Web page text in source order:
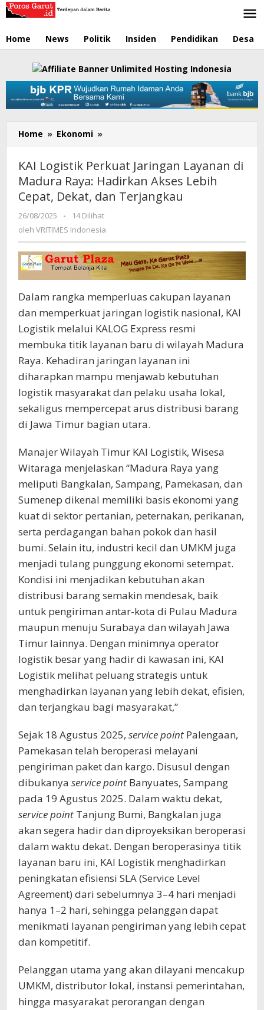
Lewati
ke
Home News Politik Insiden Pendidikan Desa
Home » Ekonomi »
Logistik
Perkuat
Jaringan
Layanan
di
Hadirkan
Akses
Lebih
Cepat,
Dekat,
dan
Terjangkau
KAI Logistik Perkuat Jaringan Layanan di
Madura Raya: Hadirkan Akses Lebih
Cepat, Dekat, dan Terjangkau
26/08/2025
oleh
VRITIMES
-
14 Dilihat
oleh VRITIMES Indonesia
Dalam rangka memperluas cakupan layanan
dan memperkuat jaringan logistik nasional, KAI
Logistik melalui KALOG Express resmi
membuka titik layanan baru di wilayah Madura
Raya. Kehadiran jaringan layanan ini
diharapkan mampu menjawab kebutuhan
logistik masyarakat dan pelaku usaha lokal,
sekaligus mempercepat arus distribusi barang
di Jawa Timur bagian utara.
Manajer Wilayah Timur KAI Logistik, Wisesa
Witaraga menjelaskan “Madura Raya yang
meliputi Bangkalan, Sampang, Pamekasan, dan
Sumenep dikenal memiliki basis ekonomi yang
kuat di sektor pertanian, peternakan, perikanan,
serta perdagangan bahan pokok dan hasil
bumi. Selain itu, industri kecil dan UMKM juga
menjadi tulang punggung ekonomi setempat.
Kondisi ini menjadikan kebutuhan akan
distribusi barang semakin mendesak, baik
untuk pengiriman antar-kota di Pulau Madura
maupun menuju Surabaya dan wilayah Jawa
Timur lainnya. Dengan minimnya operator
logistik besar yang hadir di kawasan ini, KAI
Logistik melihat peluang strategis untuk
menghadirkan layanan yang lebih dekat, efisien,
dan terjangkau bagi masyarakat,”
Sejak 18 Agustus 2025, service point Palengaan,
Pamekasan telah beroperasi melayani
pengiriman paket dan kargo. Disusul dengan
dibukanya service point Banyuates, Sampang
pada 19 Agustus 2025. Dalam waktu dekat,
service point Tanjung Bumi, Bangkalan juga
akan segera hadir dan diproyeksikan beroperasi
dalam waktu dekat. Dengan beroperasinya titik
layanan baru ini, KAI Logistik menghadirkan
peningkatan efisiensi SLA (Service Level
Agreement) dari sebelumnya 3–4 hari menjadi
hanya 1–2 hari, sehingga pelanggan dapat
menikmati layanan pengiriman yang lebih cepat
dan kompetitif.
Pelanggan utama yang akan dilayani mencakup
UMKM, distributor lokal, instansi pemerintahan,
hingga masyarakat perorangan dengan